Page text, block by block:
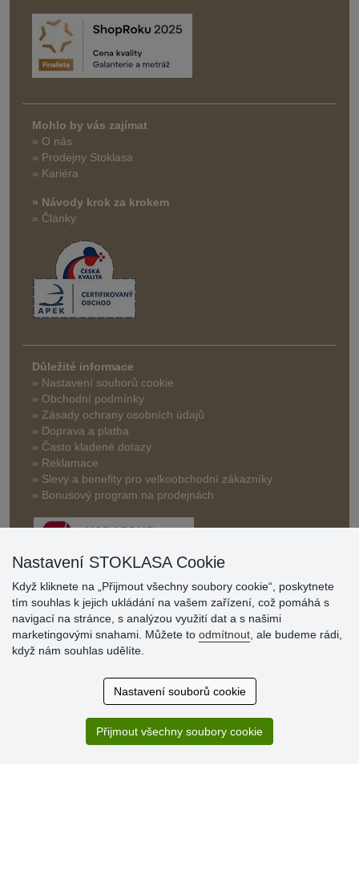
Mohlo by vás zajímat
» O nás
» Prodejny Stoklasa
» Kariéra
» Návody krok za krokem
» Články
Důležité informace
» Nastavení souborů cookie
» Obchodní podmínky
» Zásady ochrany osobních údajů
» Doprava a platba
» Často kladené dotazy
» Reklamace
» Slevy a benefity pro velkoobchodní zákazníky
» Bonusový program na prodejnách
Hodnocení
zákazníků
Super obchod, kvalitní zboží za slušné ceny. Vřele
Sortiment za fajn ceny a hlavně super rychlé dodání. Moc
Nastavení STOKLASA Cookie
Když kliknete na „Přijmout všechny soubory cookie“, poskytnete
tím souhlas k jejich ukládání na vašem zařízení, což pomáhá s
navigací na stránce, s analýzou využití dat a s našimi
marketingovými snahami. Můžete to odmítnout , ale budeme rádi,
když nám souhlas udělíte.
Nastavení souborů cookie
Přijmout všechny soubory cookie